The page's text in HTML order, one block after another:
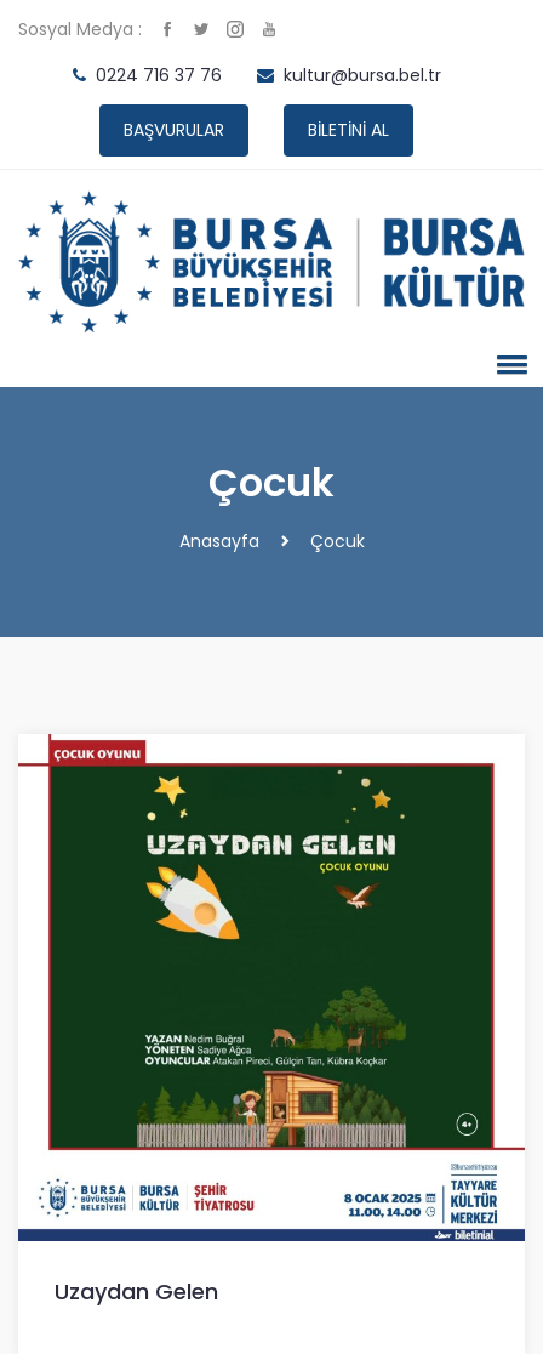
Sosyal Medya :
0224 716 37 76
kultur@bursa.bel.tr
BAŞVURULAR BİLETİNİ AL
Çocuk
Anasayfa Çocuk
Uzaydan Gelen